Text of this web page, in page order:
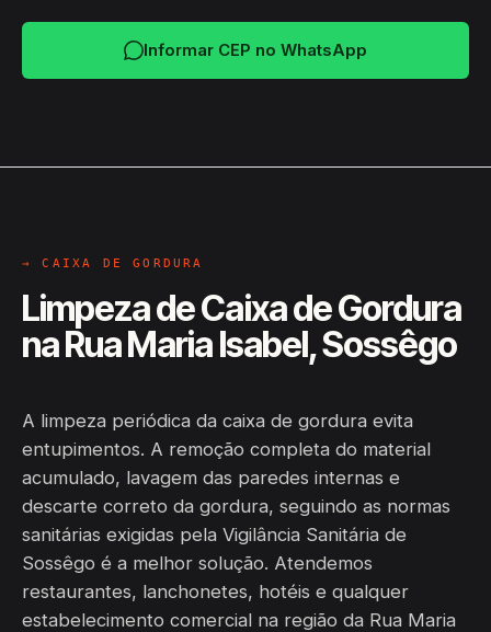
Informar CEP no WhatsApp
→ CAIXA DE GORDURA
Limpeza de Caixa de Gordura
na Rua Maria Isabel, Sossêgo
A limpeza periódica da caixa de gordura evita
entupimentos. A remoção completa do material
acumulado, lavagem das paredes internas e
descarte correto da gordura, seguindo as normas
sanitárias exigidas pela Vigilância Sanitária de
Sossêgo é a melhor solução. Atendemos
restaurantes, lanchonetes, hotéis e qualquer
estabelecimento comercial na região da Rua Maria